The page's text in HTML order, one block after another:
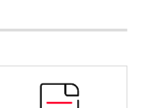
imagePRESS）
FAXPHONE）